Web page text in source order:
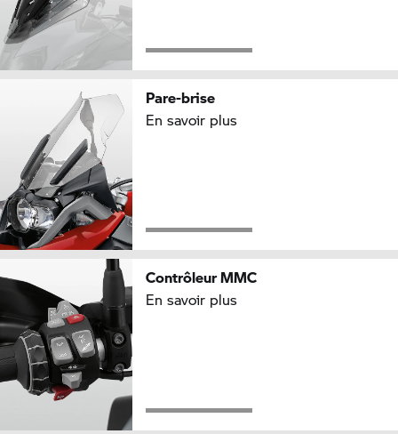
Pare-brise
En savoir plus
Contrôleur MMC
En savoir plus